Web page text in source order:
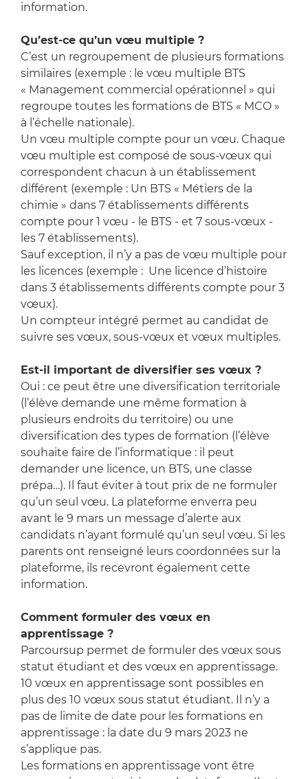
information.
Qu’est-ce qu’un vœu multiple ?
C’est un regroupement de plusieurs formations
similaires (exemple : le vœu multiple BTS
« Management commercial opérationnel » qui
regroupe toutes les formations de BTS « MCO »
à l’échelle nationale).
Un vœu multiple compte pour un vœu. Chaque
vœu multiple est composé de sous-vœux qui
correspondent chacun à un établissement
différent (exemple : Un BTS « Métiers de la
chimie » dans 7 établissements différents
compte pour 1 vœu - le BTS - et 7 sous-vœux -
les 7 établissements).
Sauf exception, il n’y a pas de vœu multiple pour
les licences (exemple : Une licence d’histoire
dans 3 établissements différents compte pour 3
vœux).
Un compteur intégré permet au candidat de
suivre ses vœux, sous-vœux et vœux multiples.
Est-il important de diversifier ses vœux ?
Oui : ce peut être une diversification territoriale
(l’élève demande une même formation à
plusieurs endroits du territoire) ou une
diversification des types de formation (l’élève
souhaite faire de l’informatique : il peut
demander une licence, un BTS, une classe
prépa…). Il faut éviter à tout prix de ne formuler
qu’un seul vœu. La plateforme enverra peu
avant le 9 mars un message d’alerte aux
candidats n’ayant formulé qu’un seul vœu. Si les
parents ont renseigné leurs coordonnées sur la
plateforme, ils recevront également cette
information.
Comment formuler des vœux en
apprentissage ?
Parcoursup permet de formuler des vœux sous
statut étudiant et des vœux en apprentissage.
10 vœux en apprentissage sont possibles en
plus des 10 vœux sous statut étudiant. Il n’y a
pas de limite de date pour les formations en
apprentissage : la date du 9 mars 2023 ne
s’applique pas.
Les formations en apprentissage vont être